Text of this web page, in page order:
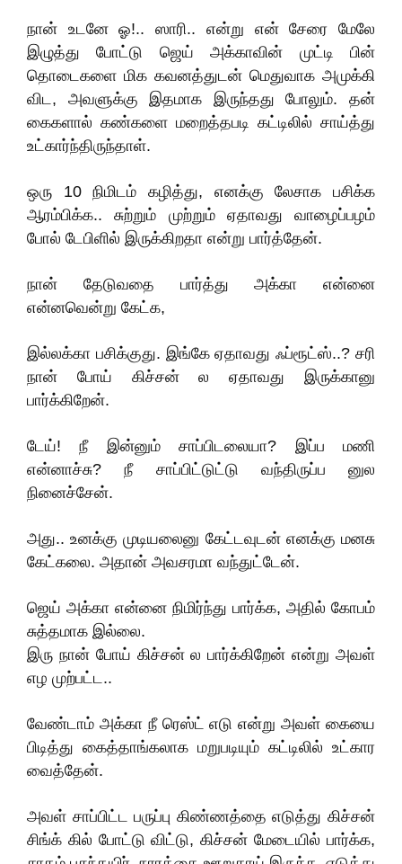
நான் உடனே ஓ!.. ஸாரி.. என்று என் சேரை மேலே
இழுத்து போட்டு ஜெய் அக்காவின் முட்டி பின்
தொடைகளை மிக கவனத்துடன் மெதுவாக அமுக்கி
விட, அவளுக்கு இதமாக இருந்தது போலும். தன்
கைகளால் கண்களை மறைத்தபடி கட்டிலில் சாய்த்து
உட்கார்ந்திருந்தாள்.
ஒரு 10 நிமிடம் கழித்து, எனக்கு லேசாக பசிக்க
ஆரம்பிக்க.. சுற்றும் முற்றும் ஏதாவது வாழைப்பழம்
போல் டேபிளில் இருக்கிறதா என்று பார்த்தேன்.
நான் தேடுவதை பார்த்து அக்கா என்னை
என்னவென்று கேட்க,
இல்லக்கா பசிக்குது. இங்கே ஏதாவது ஃப்ரூட்ஸ்..? சரி
நான் போய் கிச்சன் ல ஏதாவது இருக்கானு
பார்க்கிறேன்.
டேய்! நீ இன்னும் சாப்பிடலையா? இப்ப மணி
என்னாச்சு? நீ சாப்பிட்டுட்டு வந்திருப்ப னுல
நினைச்சேன்.
அது.. உனக்கு முடியலைனு கேட்டவுடன் எனக்கு மனசு
கேட்கலை. அதான் அவசரமா வந்துட்டேன்.
ஜெய் அக்கா என்னை நிமிர்ந்து பார்க்க, அதில் கோபம்
சுத்தமாக இல்லை.
இரு நான் போய் கிச்சன் ல பார்க்கிறேன் என்று அவள்
எழ முற்பட்ட..
வேண்டாம் அக்கா நீ ரெஸ்ட் எடு என்று அவள் கையை
பிடித்து கைத்தாங்கலாக மறுபடியும் கட்டிலில் உட்கார
வைத்தேன்.
அவள் சாப்பிட்ட பருப்பு கிண்ணத்தை எடுத்து கிச்சன்
சிங்க் கில் போட்டு விட்டு, கிச்சன் மேடையில் பார்க்க,